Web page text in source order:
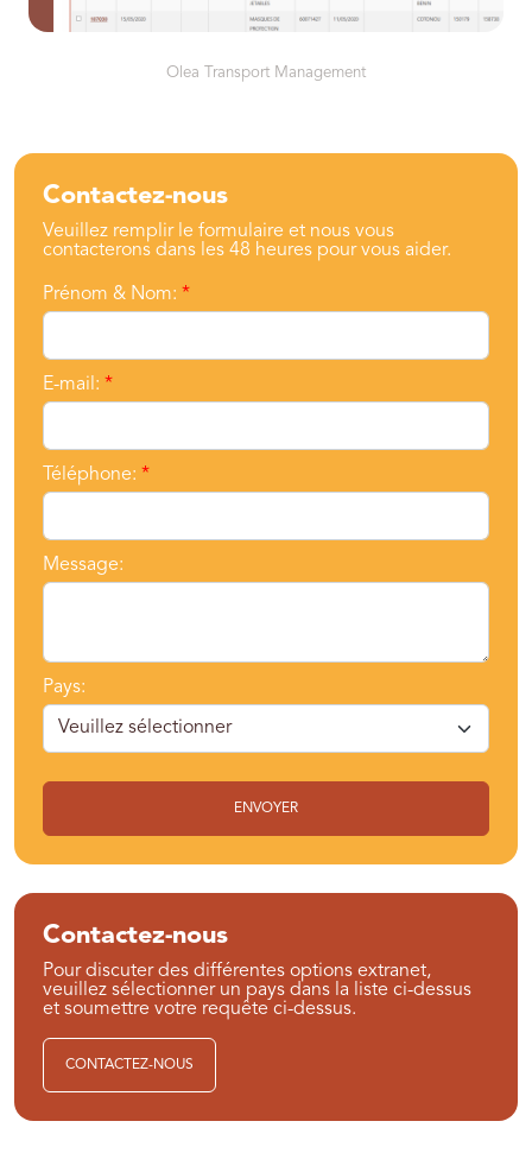
Olea Transport Management
Contactez-nous
Veuillez remplir le formulaire et nous vous
contacterons dans les 48 heures pour vous aider.
Prénom & Nom: *
E-mail: *
Téléphone: *
Message:
Pays:
ENVOYER
Contactez-nous
Pour discuter des différentes options extranet,
veuillez sélectionner un pays dans la liste ci-dessus
et soumettre votre requête ci-dessus.
CONTACTEZ-NOUS